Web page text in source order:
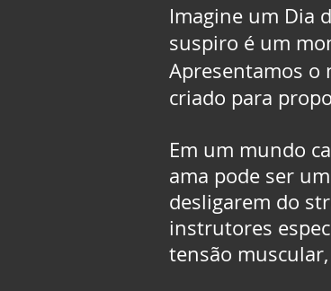
Imagine um Dia
suspiro é um
Apresentamos o
criado para
Em um mundo
ama pode ser
desligarem do
instrutores
tensão